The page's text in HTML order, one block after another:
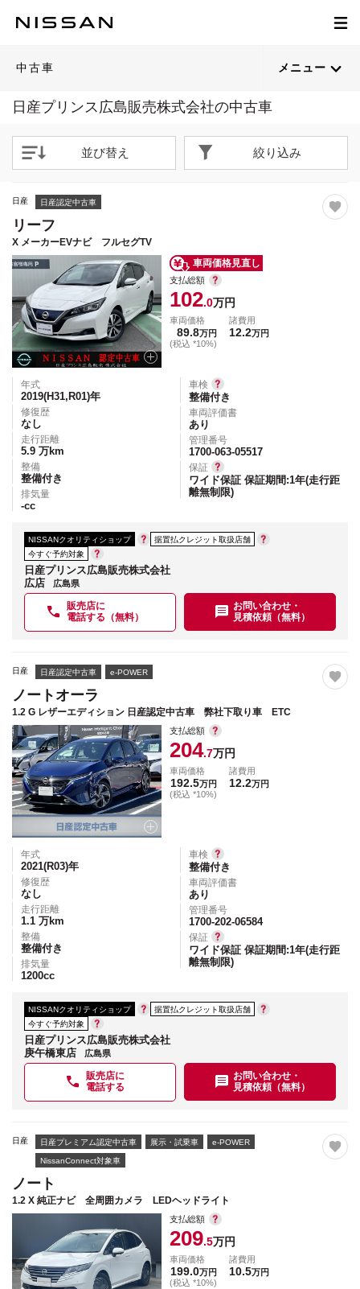
中古車 メニュー
日産プリンス広島販売株式会社の中古車
並び替え 絞り込み
40
閉じる
日産 日産認定中古車
リーフ
X メーカーEVナビ フルセグTV
車両価格見直し
支払総額
102.0万円
車両価格
89.8万円
(税込 *10%)
諸費用
12.2万円
年式
2019(H31,R01)年
修復歴
なし
走行距離
5.9 万km
整備
整備付き
排気量
-cc
車検
整備付き
車両評価書
あり
管理番号
1700-063-05517
保証
ワイド保証 保証期間:1年(走行距
離無制限)
NISSANクオリティショップ
据置払クレジット取扱店舗
今すぐ予約対象
日産プリンス広島販売株式会社
広店
広島県
販売店に
電話する（無料）
お問い合わせ・
見積依頼（無料）
61
閉じる
日産 日産認定中古車 e-POWER
ノートオーラ
1.2 G レザーエディション 日産認定中古車 弊社下取り車 ETC
支払総額
204.7万円
車両価格
192.5万円
(税込 *10%)
諸費用
12.2万円
年式
2021(R03)年
修復歴
なし
走行距離
1.1 万km
整備
整備付き
排気量
1200cc
車検
整備付き
車両評価書
あり
管理番号
1700-202-06584
保証
ワイド保証 保証期間:1年(走行距
離無制限)
NISSANクオリティショップ
据置払クレジット取扱店舗
今すぐ予約対象
日産プリンス広島販売株式会社
庚午橋東店
広島県
販売店に
電話する
お問い合わせ・
見積依頼（無料）
52
閉じる
日産 日産プレミアム認定中古車 展示・試乗車 e-POWER
NissanConnect対象車
ノート
1.2 X 純正ナビ 全周囲カメラ LEDヘッドライト
支払総額
209.5万円
車両価格
199.0万円
(税込 *10%)
諸費用
10.5万円
43
閉じる 32
閉じる 40
閉じる 51
閉じる 39
閉じる 56
閉じる 50
閉じる 68
閉じる 31
閉じる 46
閉じる 57
閉じる 64
閉じる 60
閉じる 54
閉じる 30
閉じる 62
閉じる 58
閉じる